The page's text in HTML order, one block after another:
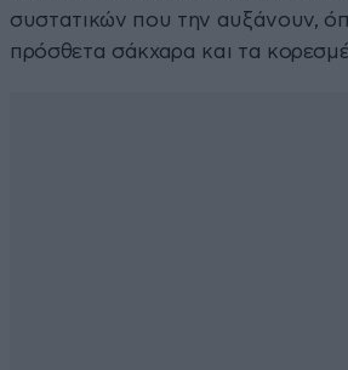
συστατικών που την αυξάνουν,
πρόσθετα σάκχαρα και τα